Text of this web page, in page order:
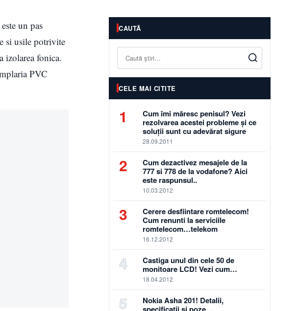
un pas
si usile potrivite
izolarea fonica.
PVC
CAUTĂ
Caută
CELE MAI CITITE
1
Cum îmi măresc penisul? Vezi
rezolvarea acestei probleme și ce
soluții sunt cu adevărat sigure
28.09.2011
2
Cum dezactivez mesajele de la
777 si 778 de la vodafone? Aici
este raspunsul..
10.03.2012
3
Cerere desfiintare romtelecom!
Cum renunti la serviciile
romtelecom…telekom
16.12.2012
4
Castiga unul din cele 50 de
monitoare LCD! Vezi cum…
18.04.2012
5
Nokia Asha 201! Detalii,